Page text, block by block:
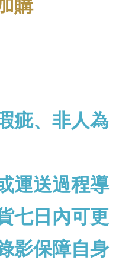
購
疵、非人為
運送過程導
七日內可更
影保障自身